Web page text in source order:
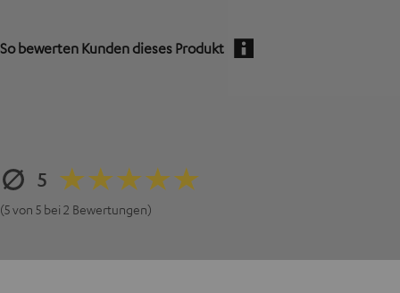
So bewerten Kunden dieses Produkt
5
(5 von 5 bei 2 Bewertungen)